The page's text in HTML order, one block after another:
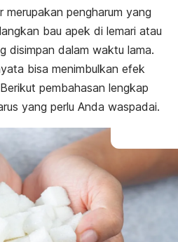
merupakan pengharum yang
bau apek di lemari atau
disimpan dalam waktu lama.
bisa menimbulkan efek
pembahasan lengkap
yang perlu Anda waspadai.